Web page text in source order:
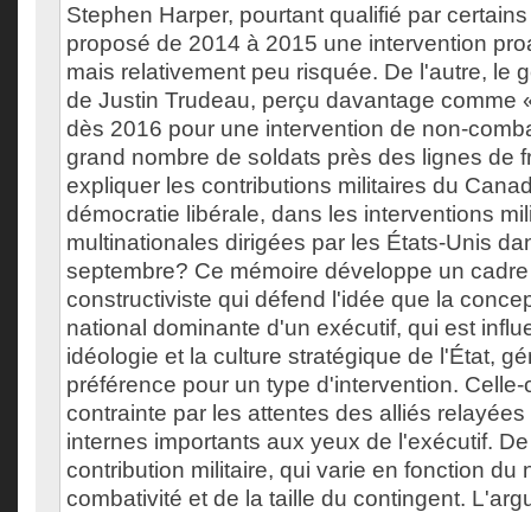
Stephen Harper, pourtant qualifié par
proposé de 2014 à 2015 une intervention
mais relativement peu risquée. De l'autre, le
de Justin Trudeau, perçu davantage comme
dès 2016 pour une intervention de non-
grand nombre de soldats près des lignes de
expliquer les contributions militaires du
démocratie libérale, dans les interventions
multinationales dirigées par les États-Unis
septembre? Ce mémoire développe un
constructiviste qui défend l'idée que la
national dominante d'un exécutif, qui est
idéologie et la culture stratégique de l'État,
préférence pour un type d'intervention.
contrainte par les attentes des alliés
internes importants aux yeux de l'exécutif.
contribution militaire, qui varie en fonction du
combativité et de la taille du contingent.